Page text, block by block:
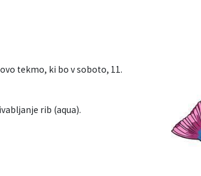
tekmo, ki bo v soboto, 11.
rib (aqua).